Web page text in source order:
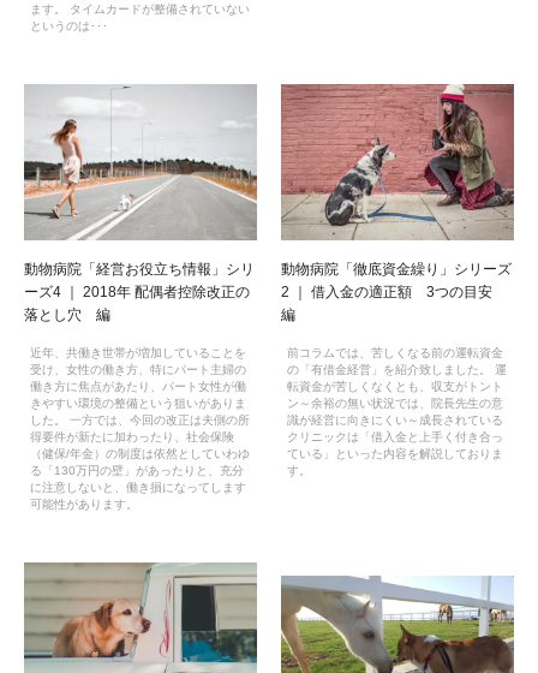
ます。 タイムカードが整備されていない
というのは･･･
動物病院「経営お役立ち情報」シリ
ーズ4 ｜ 2018年 配偶者控除改正の
落とし穴 編
近年、共働き世帯が増加していることを
受け、女性の働き方、特にパート主婦の
働き方に焦点があたり、パート女性が働
きやすい環境の整備という狙いがありま
した。 一方では、今回の改正は夫側の所
得要件が新たに加わったり、社会保険
（健保/年金）の制度は依然としていわゆ
る「130万円の壁」があったりと、充分
に注意しないと、働き損になってします
可能性があります。
動物病院「徹底資金繰り」シリーズ
2 ｜ 借入金の適正額 3つの目安
編
前コラムでは、苦しくなる前の運転資金
の「有借金経営」を紹介致しました。 運
転資金が苦しくなくとも、収支がトント
ン～余裕の無い状況では、院長先生の意
識が経営に向きにくい～成長されている
クリニックは「借入金と上手く付き合っ
ている」といった内容を解説しておりま
す。